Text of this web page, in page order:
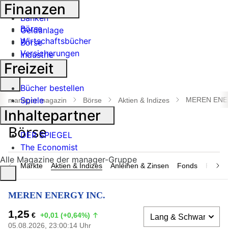
Handel
Banken
Geldanlage
Börse
Industrie
Suche
öffnen
manager magazin Börse Aktien & Indizes MEREN
Märkte Aktien & Indizes Anleihen & Zinsen Fonds
MEREN ENERGY INC.
1,25 € +0,01 (+0,64%)
05.08.2026, 23:00:14 Uhr
Finanzen
Börse
Wirtschaftsbücher
Versicherungen
Freizeit
Bücher bestellen
Spiele
Inhaltepartner
DER SPIEGEL
The Economist
Alle Magazine der manager-Gruppe